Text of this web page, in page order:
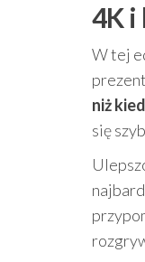
4K i
W tej
niż
się